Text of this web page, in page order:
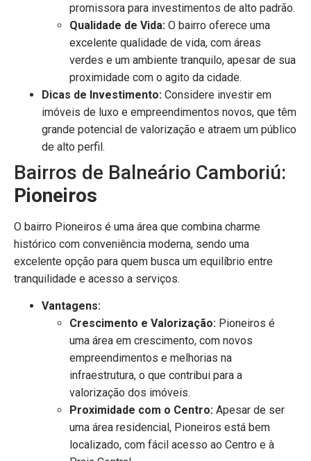
promissora para investimentos de alto padrão.
Qualidade de Vida: O bairro oferece uma
excelente qualidade de vida, com áreas
verdes e um ambiente tranquilo, apesar de sua
proximidade com o agito da cidade.
Dicas de Investimento: Considere investir em
imóveis de luxo e empreendimentos novos, que têm
grande potencial de valorização e atraem um público
de alto perfil.
Bairros de Balneário Camboriú:
Pioneiros
O bairro Pioneiros é uma área que combina charme
histórico com conveniência moderna, sendo uma
excelente opção para quem busca um equilíbrio entre
tranquilidade e acesso a serviços.
Vantagens:
Crescimento e Valorização: Pioneiros é
uma área em crescimento, com novos
empreendimentos e melhorias na
infraestrutura, o que contribui para a
valorização dos imóveis.
Proximidade com o Centro: Apesar de ser
uma área residencial, Pioneiros está bem
localizado, com fácil acesso ao Centro e à